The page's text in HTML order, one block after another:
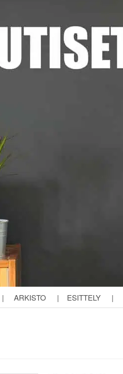
| ARKISTO | ESITTELY |